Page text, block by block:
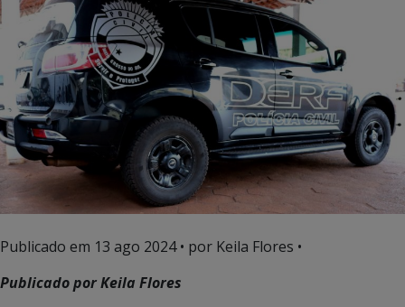
Publicado em 13 ago 2024• por Keila Flores •
Publicado por Keila Flores